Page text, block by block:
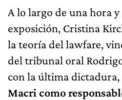
A lo largo de una hora
exposición, Cristina
la teoría del lawfare,
del tribunal oral
con la última dictadura,
Macri como